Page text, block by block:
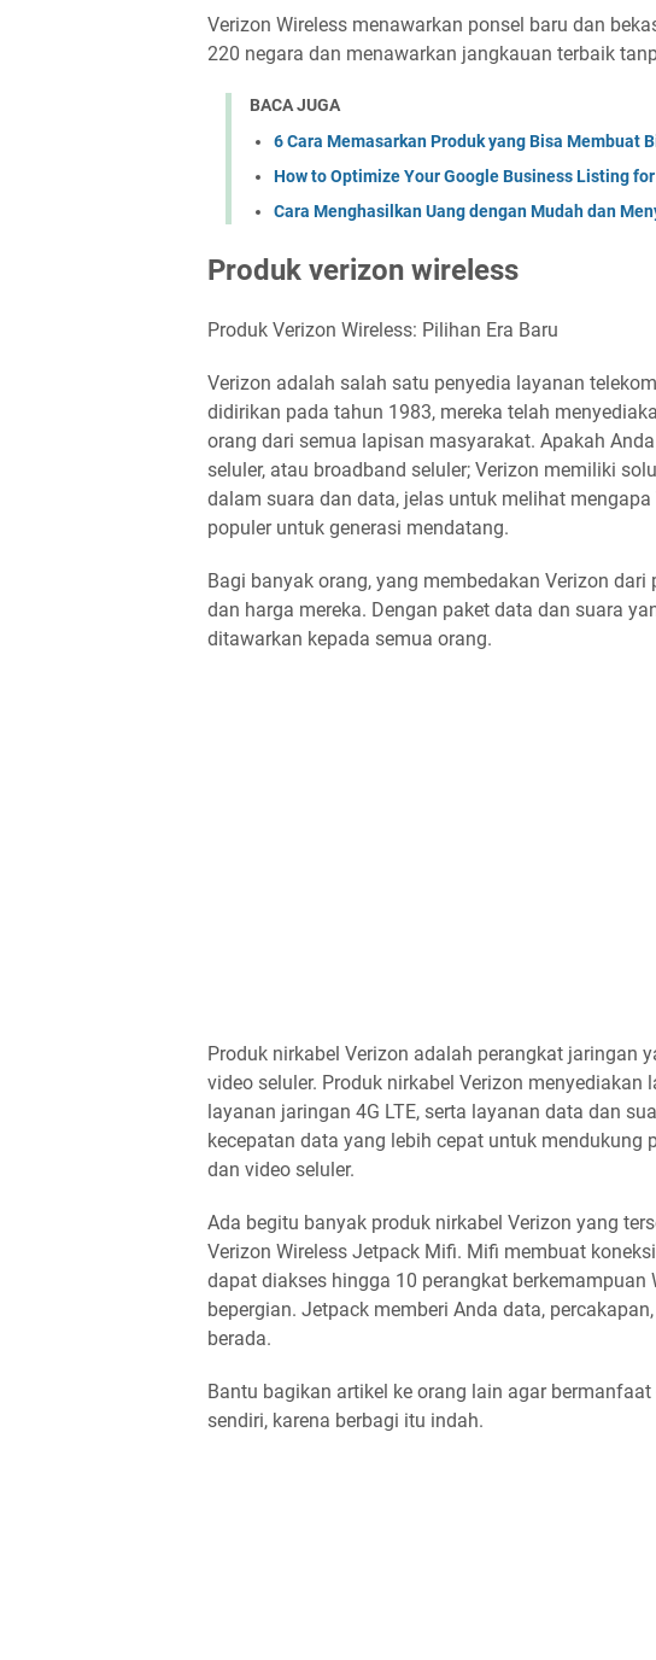
Verizon Wireless menawarkan ponsel baru dan
220 negara dan menawarkan jangkauan terbaik
BACA JUGA
6 Cara Memasarkan Produk yang Bisa Membuat
How to Optimize Your Google Business Listing for
Cara Menghasilkan Uang dengan Mudah dan
Produk verizon wireless
Produk Verizon Wireless: Pilihan Era Baru
Verizon adalah salah satu penyedia layanan
didirikan pada tahun 1983, mereka telah
orang dari semua lapisan masyarakat. Apakah
seluler, atau broadband seluler; Verizon memiliki
dalam suara dan data, jelas untuk melihat
populer untuk generasi mendatang.
Bagi banyak orang, yang membedakan Verizon
dan harga mereka. Dengan paket data dan suara
ditawarkan kepada semua orang.
Produk nirkabel Verizon adalah perangkat jaringan
video seluler. Produk nirkabel Verizon menyediakan
layanan jaringan 4G LTE, serta layanan data dan
kecepatan data yang lebih cepat untuk mendukung
dan video seluler.
Ada begitu banyak produk nirkabel Verizon yang
Verizon Wireless Jetpack Mifi. Mifi membuat
dapat diakses hingga 10 perangkat berkemampuan
bepergian. Jetpack memberi Anda data,
berada.
Bantu bagikan artikel ke orang lain agar
sendiri, karena berbagi itu indah.